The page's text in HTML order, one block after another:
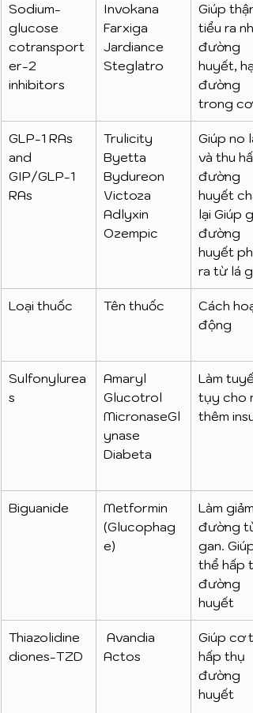
Sodium-
glucose
cotransport
er-2
inhibitors
Invokana
Farxiga
Jardiance
Steglatro
Giúp thận
tiểu ra
đường
huyết, hạ
đường
trong cơ
GLP-1 RAs
and
GIP/GLP-1
RAs
Trulicity
Byetta
Bydureon
Victoza
Adlyxin
Ozempic
Giúp no
và thu
đường
huyết
lại Giúp
đường
huyết
ra từ lá
Loại thuốc Tên thuốc
Cách
động
Sulfonylurea
s
Amaryl
Glucotrol
MicronaseGl
ynase
Diabeta
Làm
tụy cho
thêm
Biguanide
Metformin
(Glucophag
e)
Làm giảm
đường
gan.
thể hấp
đường
huyết
Thiazolidine
diones-TZD
Avandia
Actos
Giúp cơ
hấp thụ
đường
huyết